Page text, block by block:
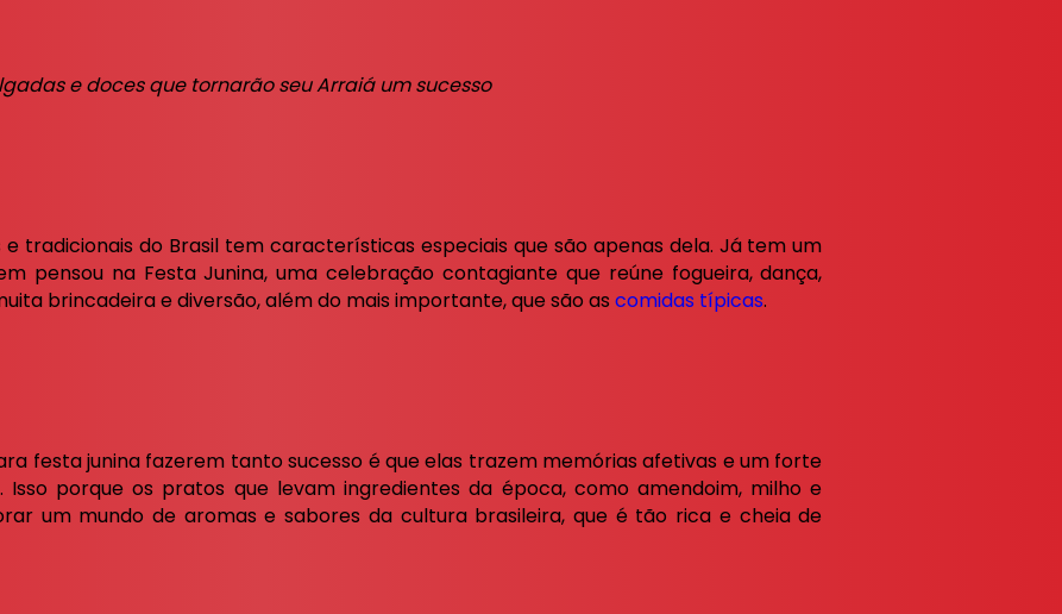
e doces que tornarão seu Arraiá um sucesso
tradicionais do Brasil tem características especiais que são apenas dela. Já tem um
pensou na Festa Junina, uma celebração contagiante que reúne fogueira, dança,
brincadeira e diversão, além do mais importante, que são as comidas típicas.
festa junina fazerem tanto sucesso é que elas trazem memórias afetivas e um forte
porque os pratos que levam ingredientes da época, como amendoim, milho e
um mundo de aromas e sabores da cultura brasileira, que é tão rica e cheia de